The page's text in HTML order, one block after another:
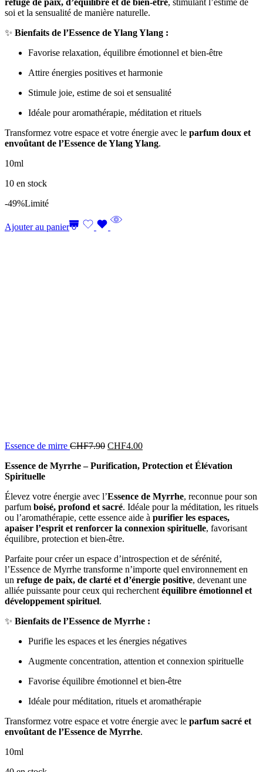
soi et la sensualité de manière naturelle.
✨ Bienfaits de l’Essence de Ylang Ylang :
Favorise relaxation, équilibre émotionnel et bien-être
Attire énergies positives et harmonie
Stimule joie, estime de soi et sensualité
Idéale pour aromathérapie, méditation et rituels
Transformez votre espace et votre énergie avec le parfum doux et
envoûtant de l’Essence de Ylang Ylang.
10ml
10 en stock
-49%Limité
Ajouter au panier
Essence de mirre CHF7.90 CHF4.00
Essence de Myrrhe – Purification, Protection et Élévation
Spirituelle
Élevez votre énergie avec l’Essence de Myrrhe, reconnue pour son
parfum boisé, profond et sacré. Idéale pour la méditation, les rituels
ou l’aromathérapie, cette essence aide à purifier les espaces,
apaiser l’esprit et renforcer la connexion spirituelle, favorisant
équilibre, protection et bien-être.
Parfaite pour créer un espace d’introspection et de sérénité,
l’Essence de Myrrhe transforme n’importe quel environnement en
un refuge de paix, de clarté et d’énergie positive, devenant une
alliée puissante pour ceux qui recherchent équilibre émotionnel et
développement spirituel.
✨ Bienfaits de l’Essence de Myrrhe :
Purifie les espaces et les énergies négatives
Augmente concentration, attention et connexion spirituelle
Favorise équilibre émotionnel et bien-être
Idéale pour méditation, rituels et aromathérapie
Transformez votre espace et votre énergie avec le parfum sacré et
envoûtant de l’Essence de Myrrhe.
10ml